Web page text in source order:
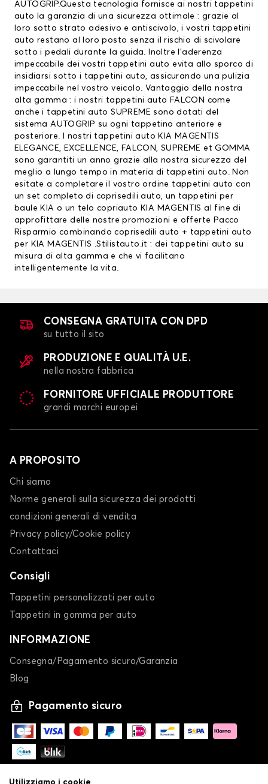
AUTOGRIP.Questa tecnologia fornisce ai nostri tappetini
auto la garanzia di una sicurezza ottimale : grazie al
loro sotto strato adesivo e antiscivolo, i vostri tappetini
auto restano al loro posto senza il rischio di scivolare
sotto i pedali durante la guida. Inoltre l’aderenza
impeccabile dei vostri tappetini auto evita allo sporco di
insidiarsi sotto i tappetini auto, assicurando una pulizia
impeccabile nel vostro veicolo. Vantaggio della nostra
alta gamma : i nostri tappetini auto FALCON come
anche i tappetini auto SUPREME sono dotati del
sistema AUTOGRIP su ogni tappetino anteriore e
posteriore. I nostri tappetini auto KIA MAGENTIS
ELEGANCE, EXCELLENCE, FALCON, SUPREME et GOMMA
sono garantiti un anno grazie alla nostra sicurezza del
meglio a lungo tempo in materia di tappetini auto. Non
esitate a completare il vostro ordine tappetini auto con
un set completo di coprisedili auto, un tappetini per
baule KIA o un telo copriauto KIA MAGENTIS al fine di
approfittare delle nostre promozioni e offerte Pacco
Risparmio combinando coprisedili auto + tappetini auto
per KIA MAGENTIS .Stilistauto.it : dei tappetini auto su
misura di alta gamma e che vi facilitano
intelligentemente la vita.
CONSEGNA GRATUITA CON DPD
su tutto il sito
PRODUZIONE E QUALITÀ U.E.
nella nostra fabbrica
FORNITORE UFFICIALE PRODUTTORE
grandi marchi europei
A PROPOSITO
Chi siamo
Norme generali sulla sicurezza dei prodotti
condizioni generali di vendita
Privacy policy/Cookie policy
Contattaci
Consigli
Tappetini personalizzati per auto
Tappetini in gomma per auto
INFORMAZIONE
Consegna/Pagamento sicuro/Garanzia
Blog
Pagamento sicuro
Utilizziamo i cookie